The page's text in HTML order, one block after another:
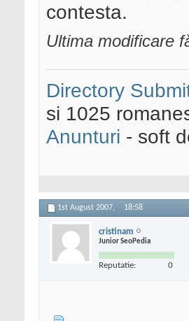
contesta.
Ultima modificare
Directory
si 1025
Anunturi - soft
1st August 2007, 18:58
cristinam
Junior SeoPedia
Reputatie: 0